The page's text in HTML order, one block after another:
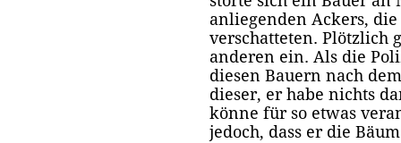
anliegenden Ackers,
verschatteten. Plötzlich
anderen ein. Als die
diesen Bauern nach
dieser, er habe nichts
könne für so etwas
jedoch, dass er die